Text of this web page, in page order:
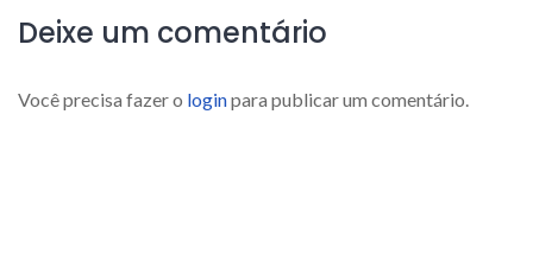
Deixe um comentário
Você precisa fazer o loginpara publicar um comentário.